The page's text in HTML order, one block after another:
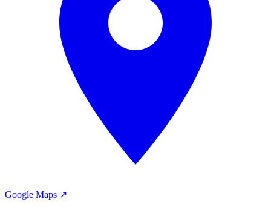
Google Maps ↗